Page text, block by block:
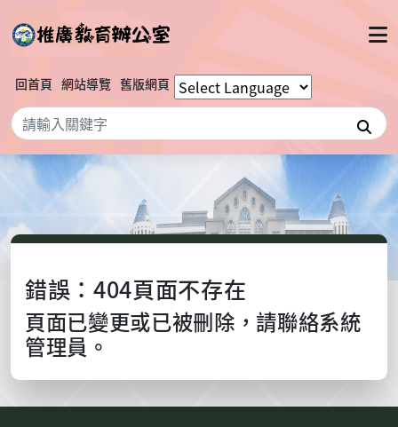
回首頁 網站導覽 舊版網頁
搜尋
錯誤：404頁面不存在
頁面已變更或已被刪除，請聯絡系統
管理員。